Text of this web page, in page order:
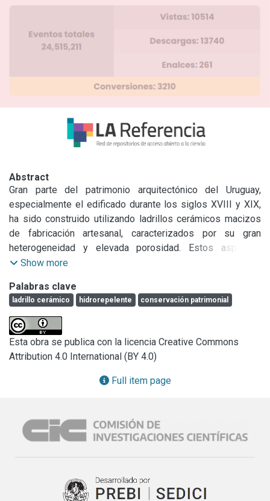
Abstract
Gran parte del patrimonio arquitectónico del Uruguay,
especialmente el edificado durante los siglos XVIII y XIX,
ha sido construido utilizando ladrillos cerámicos macizos
de fabricación artesanal, caracterizados por su gran
heterogeneidad y elevada porosidad. Estos aspectos
explican las patologías habitualmente detectadas en estos
disminución de su durabilidad y resistencia mecánica a lo
largo del tiempo.
En el marco de una proyecto de investigación que
desarrollan conjuntamente las Facultades de Arquitectura y
de Ingeniería de la Universidad de la República, enfocado
en la evaluación de las propiedades de durabilidad y
destructivas, se ha evaluado el deterioro de dos clases de
ladrillos sometidos a dos diferentes procesos de
estado natural o bajo la protección de un tratamiento
hidrorepelente.
Show more
Palabras clave
ladrillo cerámico hidrorepelente conservación patrimonial
Esta obra se publica con la licencia Creative Commons
Attribution 4.0 International (BY 4.0)
Full item page